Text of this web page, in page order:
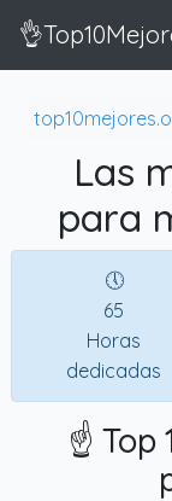
Las
para
🕔
65
Horas
dedicadas
☝️ Top